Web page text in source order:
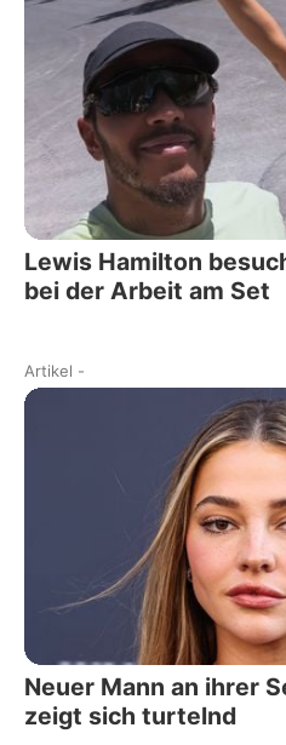
Lewis Hamilton
bei der Arbeit am Set
Artikel -
Neuer Mann an ihrer
zeigt sich turtelnd